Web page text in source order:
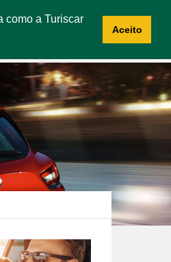
como a Turiscar
Aceito